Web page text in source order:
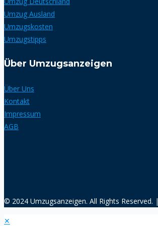
Umzug Ausland
Umzugskosten
Umzugstipps
Über Umzugsanzeigen
Über Uns
Kontakt
Impressum
AGB
© 2024 Umzugsanzeigen. All Rights Reserved. |
✕